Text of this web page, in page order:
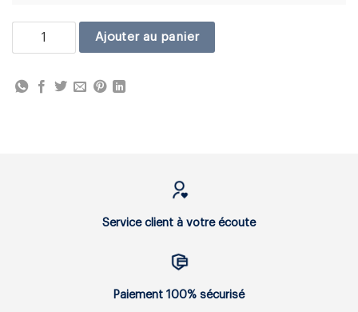
quantité de Ducati Panigale V4 2022/24 Réplica
Ajouter au panier
Service client à votre écoute
Paiement 100% sécurisé